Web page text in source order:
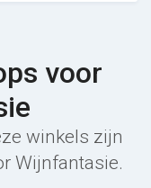
voor
winkels zijn
Wijnfantasie.